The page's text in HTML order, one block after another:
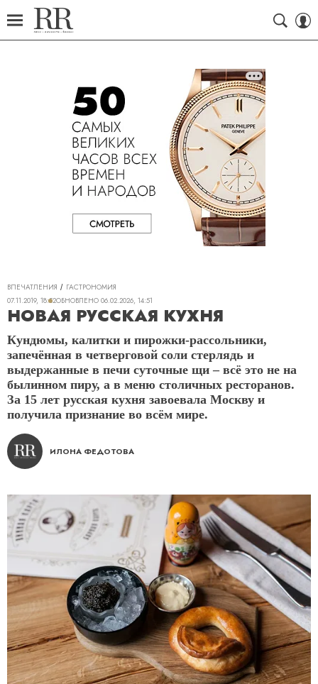
ВПЕЧАТЛЕНИЯ
ГАСТРОНОМИЯ
07.11.2019, 18:52ОБНОВЛЕНО 06.02.2026, 14:51
НОВАЯ РУССКАЯ КУХНЯ
Кундюмы, калитки и пирожки-рассольники,
запечённая в четверговой соли стерлядь и
выдержанные в печи суточные щи – всё это не на
былинном пиру, а в меню столичных ресторанов.
За 15 лет русская кухня завоевала Москву и
получила признание во всём мире.
ИЛОНА ФЕДОТОВА